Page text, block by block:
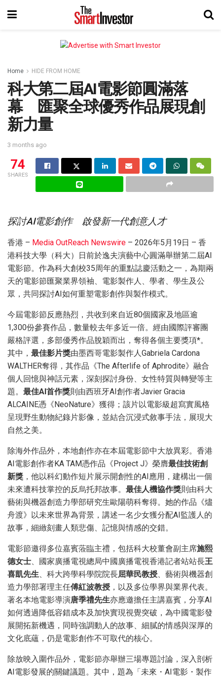
Home HIDE FROM HOME
科大第二屆AI電影節圓滿落
幕 匯聚全球優秀作品展現創
新力量
3 months ago
74
SHARES
探討AI電影創作 啟發新一代創意人才
香港 – Media OutReach Newswire – 2026年5月19日 – 香
港科技大學（科大）日前於逸夫演藝中心圓滿舉辦第二屆AI
電影節。作為科大創校35周年的重點誌慶活動之一，為期兩
天的電影節匯聚業界領袖、電影製作人、學者、學生及公
眾，共同探討AI如何重塑電影創作與製作模式。
今屆電影節反應熱烈，共收到來自近80個國家及地區逾
1,300份參賽作品，數量較去年多近一倍。經由國際評審團
嚴格評選，多部優秀作品脫穎而出，奪得各個主要獎項*。
其中， 最佳影片獎由墨西哥電影製作人Gabriela Cardona
WALTHER奪得，其作品《The Afterlife of Aphrodite》融合
個人回憶與神話元素，深刻探討身份、女性特質與轉變等主
題。 最佳AI首作獎則由西班牙AI創作者Javier Gracia
ALCAINE憑《NeoNature》獲得；該片以電影級超寫實風格
呈現野生動物紀錄片影像，並結合沉浸式敘事手法，展現大
自然之美。
除海外作品外，本地創作亦在本屆電影節中大放異彩。香港
AI電影創作者KA TAM憑作品《Project J》榮膺最佳技術創
新獎 ，他以科幻動作短片展示開創性的AI應用，建構出一個
未來遭科技掌控的反烏托邦故事。 最佳人機協作獎則由科大
藝術與機器創造力學部研究生歐陽萌科奪得。她的作品《燼
舟渡》以未來世界為背景，講述一名少女獲分配AI監護人的
故事，細緻刻畫人類悲傷、記憶與情感的交錯。
電影節邀得多位嘉賓蒞臨主禮，包括科大校董會副主席施熙
德女士 、國家廣播電視總局中國廣播電視香港記者站站長王
喜凱先生 、科大跨學科學院院長屈華民教授 、藝術與機器創
造力學部署理主任傅紅波教授 ，以及多位學界與業界代表。
著名本地電影導演唐季禮先生亦應邀擔任主講嘉賓，分享AI
如何透過降低容錯成本及加快實現視覺突破，為中國電影發
展開拓新機遇，同時強調動人的故事、細膩的情感與深厚的
文化底蘊，仍是電影創作不可取代的核心。
除放映入圍作品外，電影節亦舉辦三場專題討論，深入剖析
AI電影發展的關鍵議題。其中，題為「未來・AI電影・製作